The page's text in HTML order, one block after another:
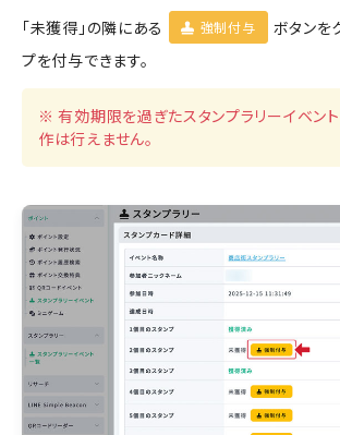
「未獲得」の隣にある
強制付与
ボタンを
プを付与できます。
※ 有効期限を過ぎたスタンプラリーイベン
作は行えません。